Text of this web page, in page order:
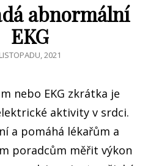
abnormální
EKG
2021
nebo EKG zkrátka je
aktivity v srdci.
a pomáhá lékařům a
poradcům měřit výkon